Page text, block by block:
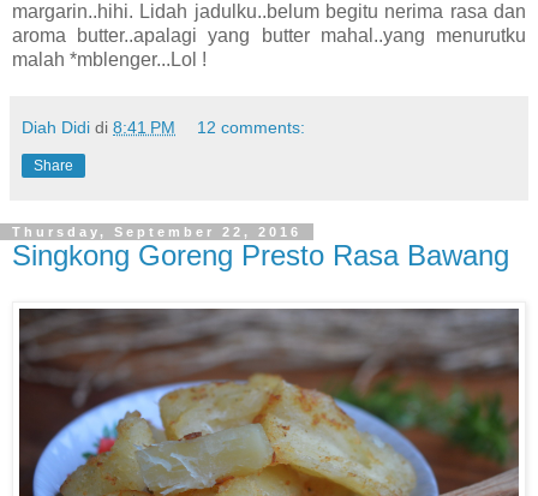
margarin..hihi. Lidah jadulku..belum begitu nerima rasa dan
aroma butter..apalagi yang butter mahal..yang menurutku
malah *mblenger...Lol !
Diah Didi di 8:41 PM 12 comments:
Share
Thursday, September 22, 2016
Singkong Goreng Presto Rasa Bawang